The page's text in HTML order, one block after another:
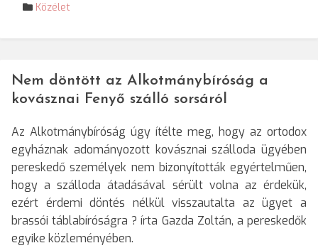
Közélet
Nem döntött az Alkotmánybíróság a
kovásznai Fenyő szálló sorsáról
Az Alkotmánybíróság úgy ítélte meg, hogy az ortodox
egyháznak adományozott kovásznai szálloda ügyében
pereskedő személyek nem bizonyították egyértelműen,
hogy a szálloda átadásával sérült volna az érdekük,
ezért érdemi döntés nélkül visszautalta az ügyet a
brassói táblabíróságra ? írta Gazda Zoltán, a pereskedők
egyike közleményében.